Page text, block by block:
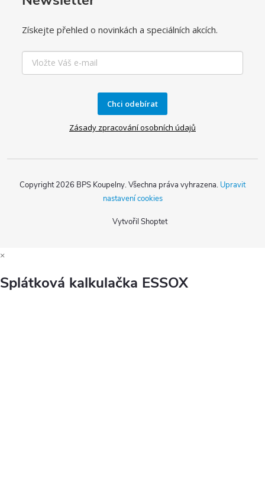
Získejte přehled o novinkách a speciálních akcích.
Chci odebírat
Zásady zpracování osobních údajů
Vytvořil Shoptet
Copyright 2026 BPS Koupelny. Všechna práva vyhrazena. Upravit
nastavení cookies
×
Splátková kalkulačka ESSOX